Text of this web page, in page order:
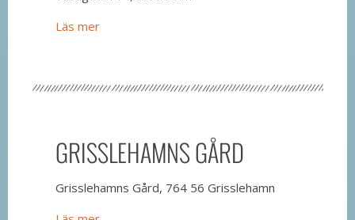
Läs mer
GRISSLEHAMNS GÅRD
Grisslehamns Gård, 764 56 Grisslehamn